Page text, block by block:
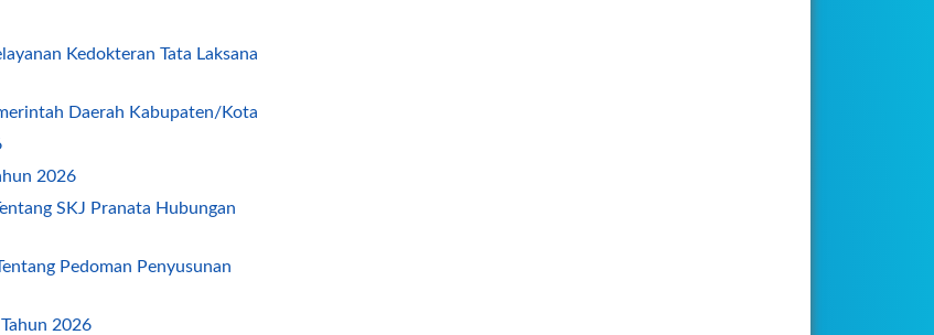
Kedokteran Tata Laksana
Daerah Kabupaten/Kota
2026
SKJ Pranata Hubungan
Pedoman Penyusunan
2026